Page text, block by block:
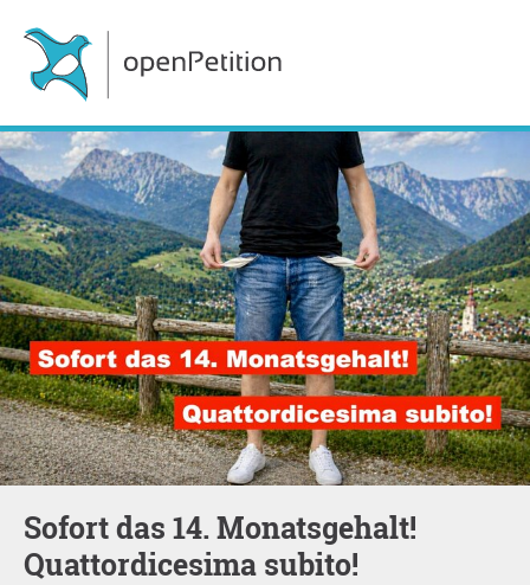
Sofort das 14. Monatsgehalt!
Quattordicesima subito!